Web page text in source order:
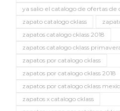
ya salio el catalogo de ofertas de
zapato catalogo cklass
zapatos catalogo cklass 2018
zapatos catalogo cklass
zapatos por catalogo cklass
zapatos por catalogo cklass 2018
zapatos por catalogo cklass
zapatos x catalogo cklass